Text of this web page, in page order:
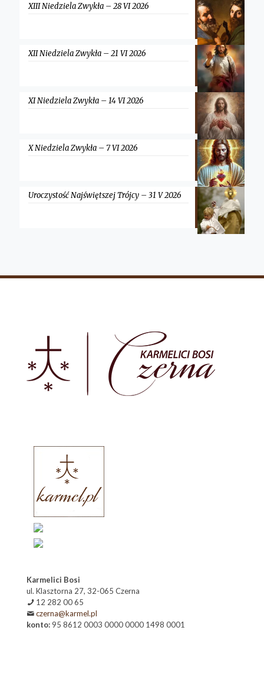
XIII Niedziela Zwykła – 28 VI 2026
XII Niedziela Zwykła – 21 VI 2026
XI Niedziela Zwykła – 14 VI 2026
X Niedziela Zwykła – 7 VI 2026
Uroczystość Najświętszej Trójcy – 31 V 2026
Karmelici Bosi
ul. Klasztorna 27, 32-065 Czerna
12 282 00 65
czerna@karmel.pl
konto: 95 8612 0003 0000 0000 1498 0001